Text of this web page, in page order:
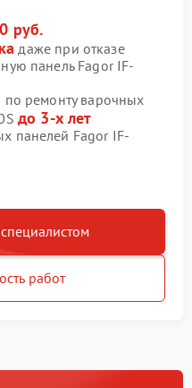
руб.
даже при отказе
панель Fagor IF-
ремонту варочных
до 3-х лет
панелей Fagor IF-
работ